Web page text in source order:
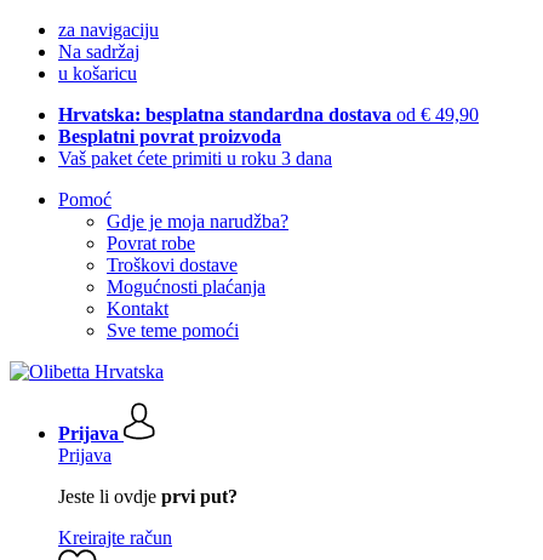
za navigaciju
Na sadržaj
u košaricu
Hrvatska: besplatna standardna dostava od € 49,90
Besplatni povrat proizvoda
Vaš paket ćete primiti u roku 3 dana
Pomoć
Gdje je moja narudžba?
Povrat robe
Troškovi dostave
Mogućnosti plaćanja
Kontakt
Sve teme pomoći
Prijava
Prijava
Jeste li ovdje prvi put?
Kreirajte račun